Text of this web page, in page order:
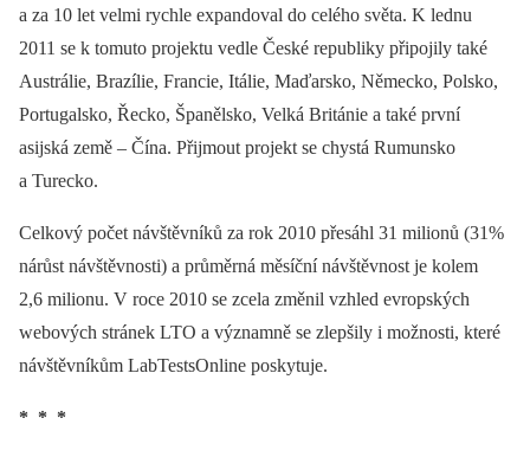
a za 10 let velmi rychle expandoval do celého světa. K lednu
2011 se k tomuto projektu vedle České republiky připojily také
Austrálie, Brazílie, Francie, Itálie, Maďarsko, Německo, Polsko,
Portugalsko, Řecko, Španělsko, Velká Británie a také první
asijská země –⁠ Čína. Přijmout projekt se chystá Rumunsko
a Turecko.
Celkový počet návštěvníků za rok 2010 přesáhl 31 milionů (31%
nárůst návštěvnosti) a průměrná měsíční návštěvnost je kolem
2,6 milionu. V roce 2010 se zcela změnil vzhled evropských
webových stránek LTO a významně se zlepšily i možnosti, které
návštěvníkům LabTestsOnline poskytuje.
* * *